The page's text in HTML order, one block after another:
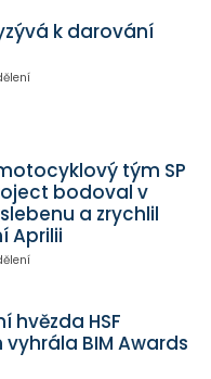
k darování
tým SP
bodoval v
a zrychlil
Aprilii
hvězda HSF
vyhrála BIM Awards